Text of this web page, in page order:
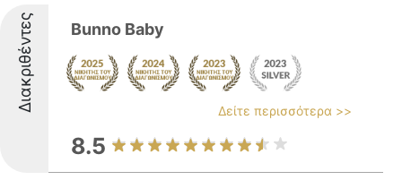
Διακριθέντες Bunno Baby
Δείτε περισσότερα >>
8.5